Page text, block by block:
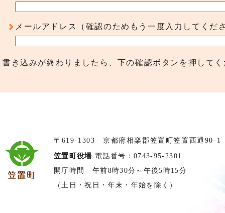
メールアドレス（確認のためもう一度入力してくだ
書き込みが終わりましたら、下の確認ボタンを押して
〒619-1303 京都府相楽郡笠置町笠置西通90-1
笠置町役場 電話番号：0743-95-2301
開庁時間 午前8時30分～午後5時15分
（土日・祝日・年末・年始を除く）